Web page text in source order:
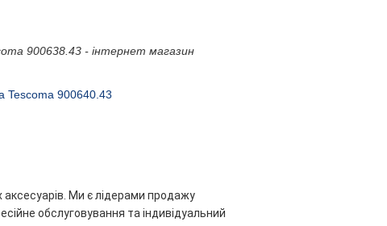
900638.43 - інтернет магазин
Tescoma 900640.43
Ми є лідерами продажу
обслуговування та індивідуальний